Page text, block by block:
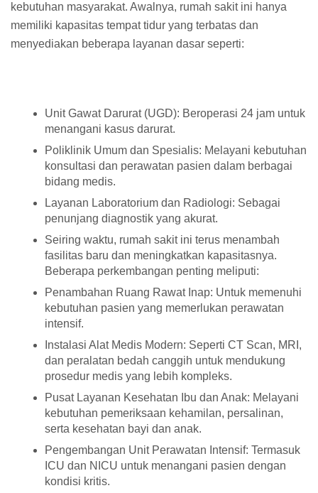
kebutuhan masyarakat. Awalnya, rumah sakit ini hanya
memiliki kapasitas tempat tidur yang terbatas dan
menyediakan beberapa layanan dasar seperti:
Unit Gawat Darurat (UGD): Beroperasi 24 jam untuk
menangani kasus darurat.
Poliklinik Umum dan Spesialis: Melayani kebutuhan
konsultasi dan perawatan pasien dalam berbagai
bidang medis.
Layanan Laboratorium dan Radiologi: Sebagai
penunjang diagnostik yang akurat.
Seiring waktu, rumah sakit ini terus menambah
fasilitas baru dan meningkatkan kapasitasnya.
Beberapa perkembangan penting meliputi:
Penambahan Ruang Rawat Inap: Untuk memenuhi
kebutuhan pasien yang memerlukan perawatan
intensif.
Instalasi Alat Medis Modern: Seperti CT Scan, MRI,
dan peralatan bedah canggih untuk mendukung
prosedur medis yang lebih kompleks.
Pusat Layanan Kesehatan Ibu dan Anak: Melayani
kebutuhan pemeriksaan kehamilan, persalinan,
serta kesehatan bayi dan anak.
Pengembangan Unit Perawatan Intensif: Termasuk
ICU dan NICU untuk menangani pasien dengan
kondisi kritis.